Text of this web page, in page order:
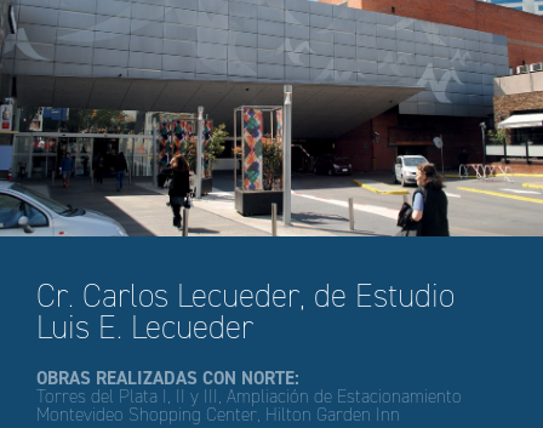
Cr. Carlos Lecueder, de Estudio
Luis E. Lecueder
OBRAS REALIZADAS CON NORTE:
Torres del Plata I, II y III, Ampliación de Estacionamiento
Montevideo Shopping Center, Hilton Garden Inn